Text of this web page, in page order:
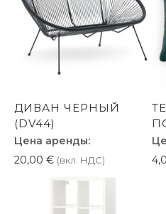
ДИВАН ЧЕРНЫЙ
(DV44)
Цена аренды:
20,00 € (вкл. НДС)